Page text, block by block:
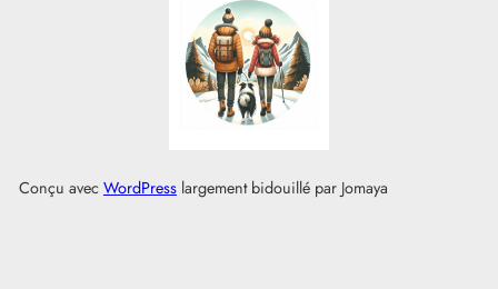
Conçu avec WordPresslargement bidouillé par Jomaya